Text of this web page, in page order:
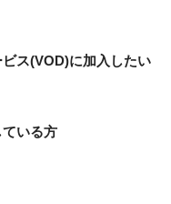
ス(VOD)に加入したい
いる方